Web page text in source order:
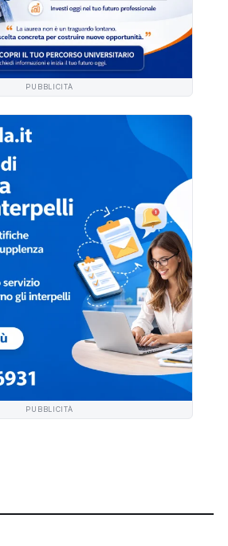
PUBBLICITÀ
PUBBLICITÀ